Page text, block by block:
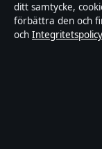
Rättelsepolicy
ditt samtycke,
förbättra den och
och Integritetspolicy